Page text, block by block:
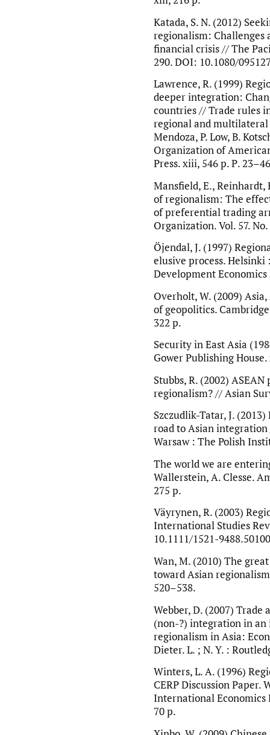
Katada, S. N. (2012)
regionalism: Challenges
financial crisis // The
290. DOI: 10.1080/
Lawrence, R. (1999)
deeper integration:
countries // Trade rules
regional and multilateral
Mendoza, P. Low, B.
Organization of
Press. xiii, 546 p. Р.
Mansfield, E.,
of regionalism: The
of preferential trading
Organization. Vol. 57. No.
Öjendal, J. (1997)
elusive process.
Development Economics
Overholt, W. (2009)
of geopolitics.
322 p.
Security in East Asia
Gower Publishing House.
Stubbs, R. (2002)
regionalism? // Asian
Szczudlik-Tatar, J.
road to Asian integration
Warsaw : The Polish
The world we are
Wallerstein, A. Clesse.
275 p.
Väyrynen, R. (2003)
International Studies
10.1111/1521-
Wan, M. (2010) The
toward Asian
520–538.
Webber, D. (2007)
(non-?) integration in
regionalism in Asia:
Dieter. L. ; N. Y. :
Winters, L. A. (1996)
CERP Discussion Paper.
International
70 p.